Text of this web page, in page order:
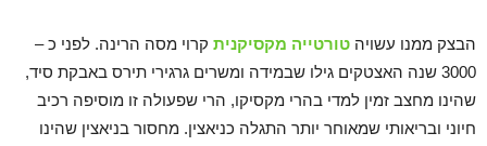
הבצק ממנו עשויה טורטייה מקסיקנית קרוי מסה הרינה. לפני כ –
3000 שנה האצטקים גילו שבמידה ומשרים גרגירי תירס באבקת סיד,
שהינו מחצב זמין למדי בהרי מקסיקו, הרי שפעולה זו מוסיפה רכיב
חיוני ובריאותי שמאוחר יותר התגלה כניאצין. מחסור בניאצין שהינו